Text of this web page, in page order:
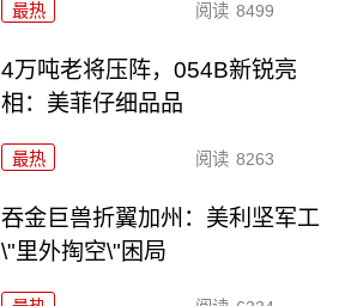
最热 阅读 8499
4万吨老将压阵，054B新锐亮
相：美菲仔细品品
最热 阅读 8263
吞金巨兽折翼加州：美利坚军工
\"里外掏空\"困局